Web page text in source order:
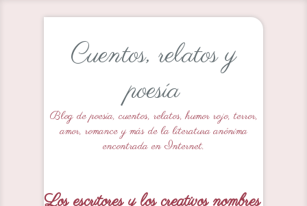
Cuentos, relatos y
poesía
Blog de poesía, cuentos, relatos, humor rojo, terror,
amor, romance y más de la literatura anónima
encontrada en Internet.